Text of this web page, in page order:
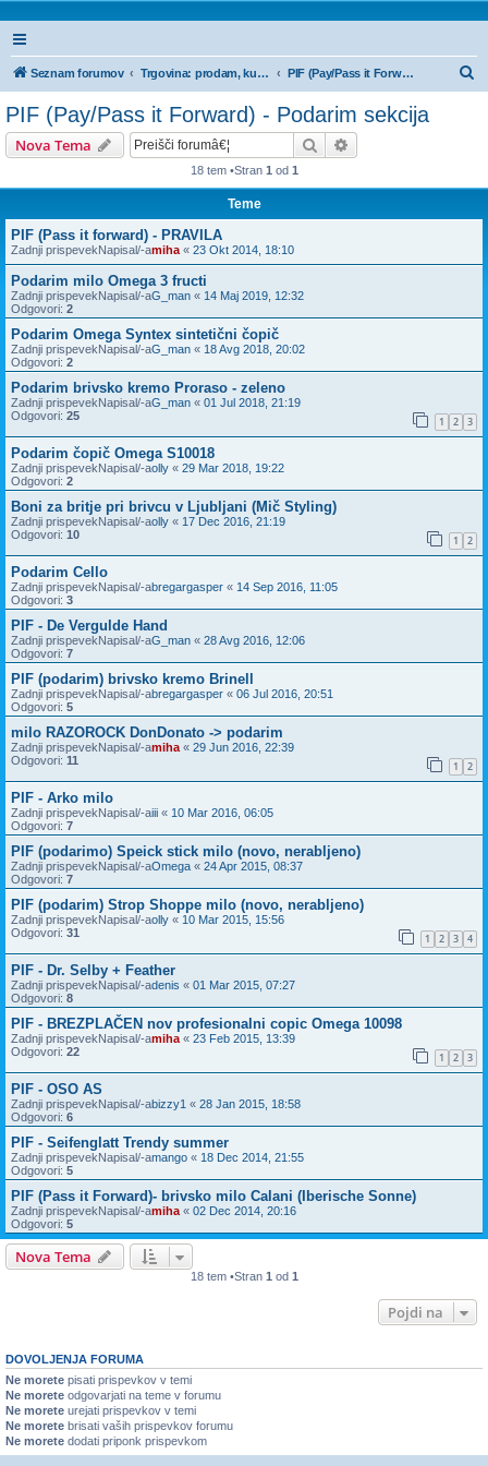
Seznam forumov Trgovina: prodam, kupim, menjam - oglasi PIF (Pay/Pass it Forward) - Podarim sekcija
PIF (Pay/Pass it Forward) - Podarim sekcija
Nova Tema Iskanje
18 tem •Stran 1 od 1
Teme
PIF (Pass it forward) - PRAVILA
Zadnji prispevekNapisal/-amiha « 23 Okt 2014, 18:10
Podarim milo Omega 3 fructi
Zadnji prispevekNapisal/-aG_man « 14 Maj 2019, 12:32
Odgovori: 2
Podarim Omega Syntex sintetični čopič
Zadnji prispevekNapisal/-aG_man « 18 Avg 2018, 20:02
Odgovori: 2
Podarim brivsko kremo Proraso - zeleno
Zadnji prispevekNapisal/-aG_man « 01 Jul 2018, 21:19
Odgovori: 25 1 2 3
Podarim čopič Omega S10018
Zadnji prispevekNapisal/-aolly « 29 Mar 2018, 19:22
Odgovori: 2
Boni za britje pri brivcu v Ljubljani (Mič Styling)
Zadnji prispevekNapisal/-aolly « 17 Dec 2016, 21:19
Odgovori: 10 1 2
Podarim Cello
Zadnji prispevekNapisal/-abregargasper « 14 Sep 2016, 11:05
Odgovori: 3
PIF - De Vergulde Hand
Zadnji prispevekNapisal/-aG_man « 28 Avg 2016, 12:06
Odgovori: 7
PIF (podarim) brivsko kremo Brinell
Zadnji prispevekNapisal/-abregargasper « 06 Jul 2016, 20:51
Odgovori: 5
milo RAZOROCK DonDonato -> podarim
Zadnji prispevekNapisal/-amiha « 29 Jun 2016, 22:39
Odgovori: 11 1 2
PIF - Arko milo
Zadnji prispevekNapisal/-aiii « 10 Mar 2016, 06:05
Odgovori: 7
PIF (podarimo) Speick stick milo (novo, nerabljeno)
Zadnji prispevekNapisal/-aOmega « 24 Apr 2015, 08:37
Odgovori: 7
PIF (podarim) Strop Shoppe milo (novo, nerabljeno)
Zadnji prispevekNapisal/-aolly « 10 Mar 2015, 15:56
Odgovori: 31 1 2 3 4
PIF - Dr. Selby + Feather
Zadnji prispevekNapisal/-adenis « 01 Mar 2015, 07:27
Odgovori: 8
PIF - BREZPLAČEN nov profesionalni copic Omega 10098
Zadnji prispevekNapisal/-amiha « 23 Feb 2015, 13:39
Odgovori: 22 1 2 3
PIF - OSO AS
Zadnji prispevekNapisal/-abizzy1 « 28 Jan 2015, 18:58
Odgovori: 6
PIF - Seifenglatt Trendy summer
Zadnji prispevekNapisal/-amango « 18 Dec 2014, 21:55
Odgovori: 5
PIF (Pass it Forward)- brivsko milo Calani (Iberische Sonne)
Zadnji prispevekNapisal/-amiha« 02 Dec 2014, 20:16
Odgovori: 5
Nova Tema
18 tem •Stran 1od 1
Pojdi na
DOVOLJENJA FORUMA
Ne morete pisati prispevkov v temi
Ne morete odgovarjati na teme v forumu
Ne morete urejati prispevkov v temi
Ne morete brisati vaših prispevkov forumu
Ne morete dodati priponk prispevkom